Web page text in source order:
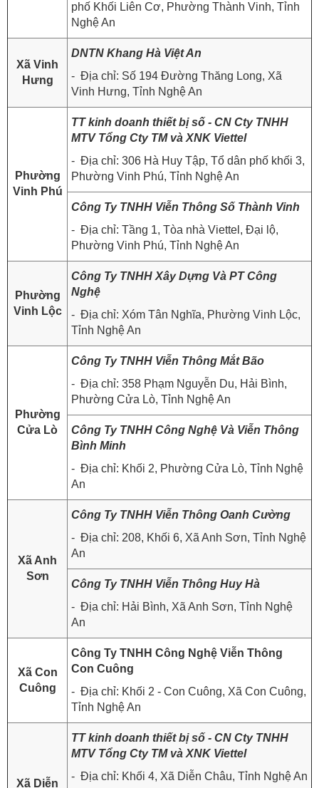
phố Khối Liên Cơ, Phường Thành Vinh, Tỉnh
Nghệ An
Xã Vinh
Hưng
DNTN Khang Hà Việt An
- Địa chỉ: Số 194 Đường Thăng Long, Xã
Vinh Hưng, Tỉnh Nghệ An
Phường
Vinh Phú
TT kinh doanh thiết bị số - CN Cty TNHH
MTV Tổng Cty TM và XNK Viettel
- Địa chỉ: 306 Hà Huy Tập, Tổ dân phố khối 3,
Phường Vinh Phú, Tỉnh Nghệ An
Công Ty TNHH Viễn Thông Số Thành Vinh
- Địa chỉ: Tầng 1, Tòa nhà Viettel, Đại lộ,
Phường Vinh Phú, Tỉnh Nghệ An
Phường
Vinh Lộc
Công Ty TNHH Xây Dựng Và PT Công
Nghệ
- Địa chỉ: Xóm Tân Nghĩa, Phường Vinh Lộc,
Tỉnh Nghệ An
Phường
Cửa Lò
Công Ty TNHH Viễn Thông Mắt Bão
- Địa chỉ: 358 Phạm Nguyễn Du, Hải Bình,
Phường Cửa Lò, Tỉnh Nghệ An
Công Ty TNHH Công Nghệ Và Viễn Thông
Bình Minh
- Địa chỉ: Khối 2, Phường Cửa Lò, Tỉnh Nghệ
An
Xã Anh
Sơn
Công Ty TNHH Viễn Thông Oanh Cường
- Địa chỉ: 208, Khối 6, Xã Anh Sơn, Tỉnh Nghệ
An
Công Ty TNHH Viễn Thông Huy Hà
- Địa chỉ: Hải Bình, Xã Anh Sơn, Tỉnh Nghệ
An
Xã Con
Cuông
Công Ty TNHH Công Nghệ Viễn Thông
Con Cuông
- Địa chỉ: Khối 2 - Con Cuông, Xã Con Cuông,
Tỉnh Nghệ An
Xã Diễn
TT kinh doanh thiết bị số - CN Cty TNHH
MTV Tổng Cty TM và XNK Viettel
- Địa chỉ: Khối 4, Xã Diễn Châu, Tỉnh Nghệ An